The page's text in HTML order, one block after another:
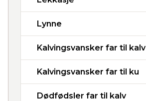
Lynne
Kalvingsvansker far til kalv
Kalvingsvansker far til ku
Dødfødsler far til kalv